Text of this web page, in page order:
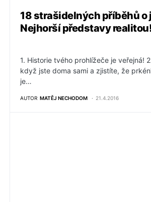
18 strašidelných příběhů o
Nejhorší představy
1. Historie tvého prohlížeče je veřejná!
když jste doma sami a zjistíte, že
je…
AUTOR MATĚJ NECHODOM 21.4.2016